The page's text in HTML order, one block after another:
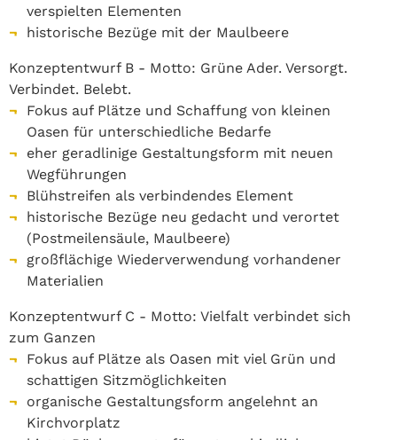
verspielten Elementen
historische Bezüge mit der Maulbeere
Konzeptentwurf B - Motto: Grüne Ader. Versorgt.
Verbindet. Belebt.
Fokus auf Plätze und Schaffung von kleinen
Oasen für unterschiedliche Bedarfe
eher geradlinige Gestaltungsform mit neuen
Wegführungen
Blühstreifen als verbindendes Element
historische Bezüge neu gedacht und verortet
(Postmeilensäule, Maulbeere)
großflächige Wiederverwendung vorhandener
Materialien
Konzeptentwurf C - Motto: Vielfalt verbindet sich
zum Ganzen
Fokus auf Plätze als Oasen mit viel Grün und
schattigen Sitzmöglichkeiten
organische Gestaltungsform angelehnt an
Kirchvorplatz